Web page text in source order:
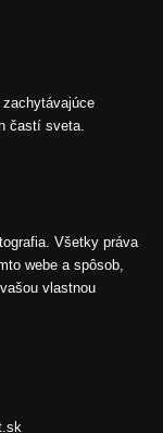
častí sveta.
Všetky práva
webe a spôsob,
vlastnou